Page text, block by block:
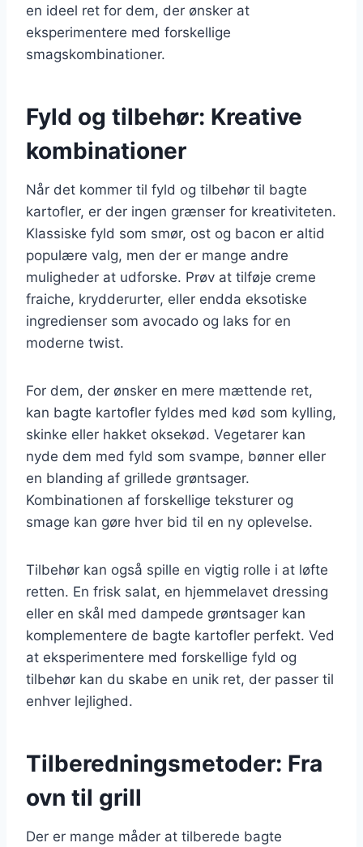
en ideel ret for dem, der ønsker at
eksperimentere med forskellige
smagskombinationer.
Fyld og tilbehør: Kreative
kombinationer
Når det kommer til fyld og tilbehør til bagte
kartofler, er der ingen grænser for kreativiteten.
Klassiske fyld som smør, ost og bacon er altid
populære valg, men der er mange andre
muligheder at udforske. Prøv at tilføje creme
fraiche, krydderurter, eller endda eksotiske
ingredienser som avocado og laks for en
moderne twist.
For dem, der ønsker en mere mættende ret,
kan bagte kartofler fyldes med kød som kylling,
skinke eller hakket oksekød. Vegetarer kan
nyde dem med fyld som svampe, bønner eller
en blanding af grillede grøntsager.
Kombinationen af forskellige teksturer og
smage kan gøre hver bid til en ny oplevelse.
Tilbehør kan også spille en vigtig rolle i at løfte
retten. En frisk salat, en hjemmelavet dressing
eller en skål med dampede grøntsager kan
komplementere de bagte kartofler perfekt. Ved
at eksperimentere med forskellige fyld og
tilbehør kan du skabe en unik ret, der passer til
enhver lejlighed.
Tilberedningsmetoder: Fra
ovn til grill
Der er mange måder at tilberede bagte